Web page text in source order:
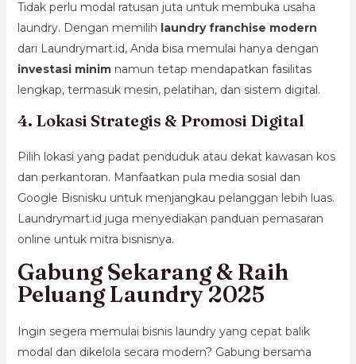
Tidak perlu modal ratusan juta untuk membuka usaha
laundry. Dengan memilih laundry franchise modern
dari Laundrymart.id, Anda bisa memulai hanya dengan
investasi minimnamun tetap mendapatkan fasilitas
lengkap, termasuk mesin, pelatihan, dan sistem digital.
4. Lokasi Strategis & Promosi Digital
Pilih lokasi yang padat penduduk atau dekat kawasan kos
dan perkantoran. Manfaatkan pula media sosial dan
Google Bisnisku untuk menjangkau pelanggan lebih luas.
Laundrymart.id juga menyediakan panduan pemasaran
online untuk mitra bisnisnya.
Gabung Sekarang & Raih
Peluang Laundry 2025
Ingin segera memulai bisnis laundry yang cepat balik
modal dan dikelola secara modern? Gabung bersama